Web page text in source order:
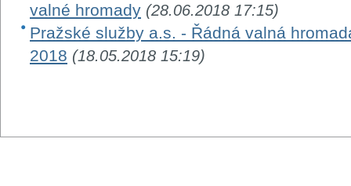
valné hromady (28.06.2018 17:15)
Pražské služby a.s. - Řádná valná
2018 (18.05.2018 15:19)